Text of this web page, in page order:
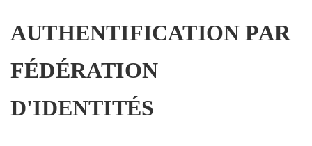
AUTHENTIFICATION PAR
FÉDÉRATION
D'IDENTITÉS